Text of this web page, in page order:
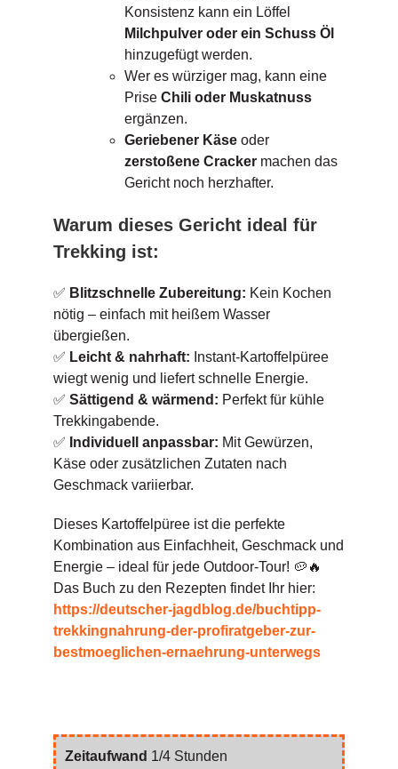
Konsistenz kann ein Löffel
Milchpulver oder ein Schuss Öl
hinzugefügt werden.
Wer es würziger mag, kann eine
Prise Chili oder Muskatnuss
ergänzen.
Geriebener Käseoder
zerstoßene Crackermachen das
Gericht noch herzhafter.
Warum dieses Gericht ideal für
Trekking ist:
✅ Blitzschnelle Zubereitung: Kein Kochen
nötig – einfach mit heißem Wasser
übergießen.
✅ Leicht & nahrhaft: Instant-Kartoffelpüree
wiegt wenig und liefert schnelle Energie.
✅ Sättigend & wärmend: Perfekt für kühle
Trekkingabende.
✅ Individuell anpassbar: Mit Gewürzen,
Käse oder zusätzlichen Zutaten nach
Geschmack variierbar.
Dieses Kartoffelpüree ist die perfekte
Kombination aus Einfachheit, Geschmack und
Energie – ideal für jede Outdoor-Tour! 🥔🔥
Das Buch zu den Rezepten findet Ihr hier:
https://deutscher-jagdblog.de/buchtipp-
trekkingnahrung-der-profiratgeber-zur-
bestmoeglichen-ernaehrung-unterwegs
Zeitaufwand 1/4 Stunden